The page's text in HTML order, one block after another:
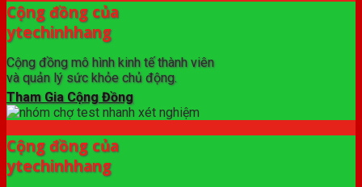
Cộng đồng của
ytechinhhang
Cộng đồng mô hình kinh tế thành viên
và quản lý sức khỏe chủ động.
Tham Gia Cộng Đồng
Cộng đồng của
ytechinhhang